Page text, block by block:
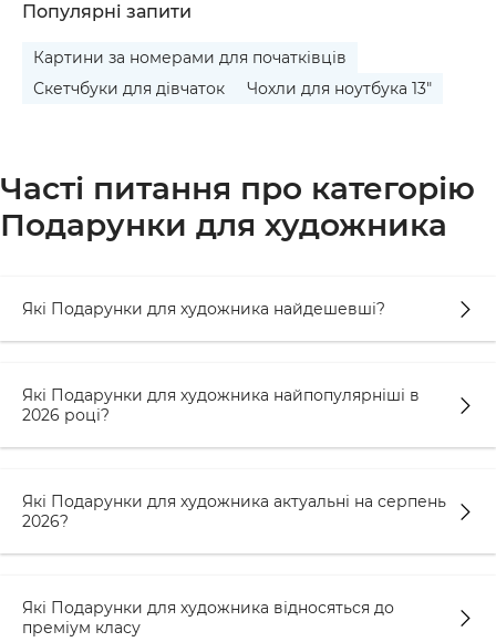
Популярні запити
Картини за номерами для початківців
Скетчбуки для дівчаток
Чохли для ноутбука 13"
Часті питання про категорію
Подарунки для художника
Які Подарунки для художника найдешевші?
Які Подарунки для художника найпопулярніші в
2026 році?
Які Подарунки для художника актуальні на серпень
2026?
Які Подарунки для художника відносяться до
преміум класу